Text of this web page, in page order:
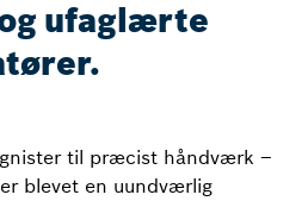
ufaglærte
til præcist håndværk –
blevet en uundværlig